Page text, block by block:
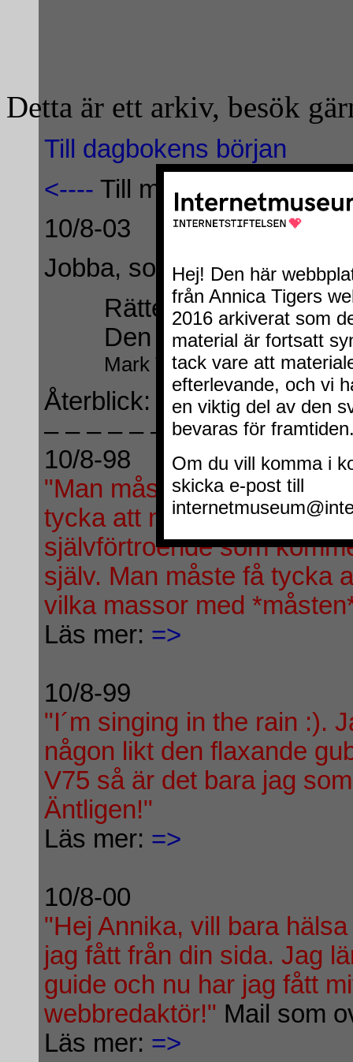
Detta är ett arkiv, besök
Till dagbokens början
<---- Till mitten av
10/8-03
Jobba, sova, jobba och
Rätten till dumhet
Den ingår i de
Mark Twain
Återblick:
– – – – – – – – – – – – – –
10/8-98
"Man måste få tycka själv
tycka att man är värd
självförtroende som
själv. Man måste få tycka
vilka massor med
Läs mer: =>
10/8-99
"I´m singing in the rain :).
någon likt den flaxande
V75 så är det bara jag
Äntligen!"
Läs mer: =>
10/8-00
"Hej Annika, vill bara
jag fått från din sida. Jag
guide och nu har jag fått
webbredaktör!" Mail som
Läs mer: =>